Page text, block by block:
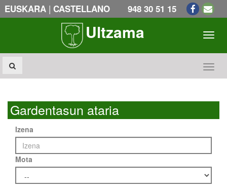
EUSKARA | CASTELLANO 948 30 51 15
Ultzama
Gardentasun ataria
Izena
Mota